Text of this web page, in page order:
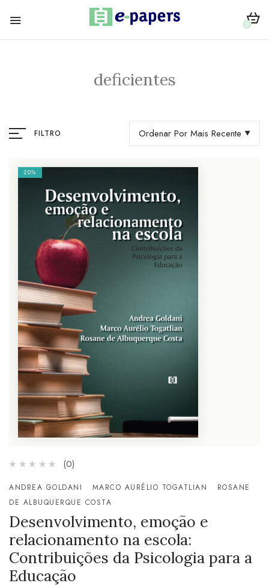
0
deficientes
FILTRO Ordenar Por Mais Recente
20%
(0)
ANDREA GOLDANI MARCO AURÉLIO TOGATLIAN
ROSANE
DE ALBUQUERQUE COSTA
Desenvolvimento, emoção e
relacionamento na escola:
Contribuições da Psicologia para a
Educação